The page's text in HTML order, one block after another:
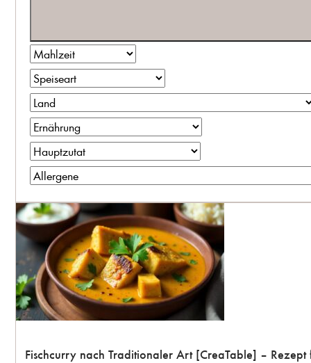
Fischcurry nach Traditionaler Art [CreaTable] –